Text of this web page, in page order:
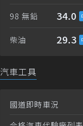
98 無鉛 34.0
柴油 29.3
汽車工具
國道即時車況